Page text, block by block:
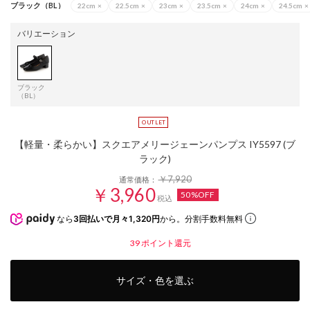
ブラック（BL） 22cm × 22.5cm × 23cm × 23.5cm × 24cm × 24.5cm ×
バリエーション
ブラック
（BL）
【軽量・柔らかい】スクエアメリージェーンパンプス IY5597 (ブ
ラック)
通常価格：￥7,920
￥3,960税込 50%OFF
なら 3回払いで月々1,320円から。分割手数料無料
39ポイント還元
サイズ・色を選ぶ